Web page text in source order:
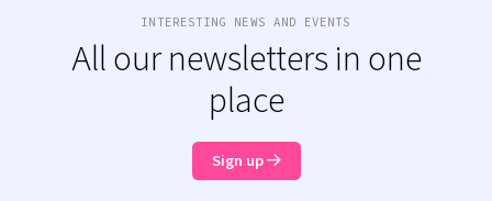
INTERESTING NEWS AND EVENTS
All our newsletters in one
place
Sign up